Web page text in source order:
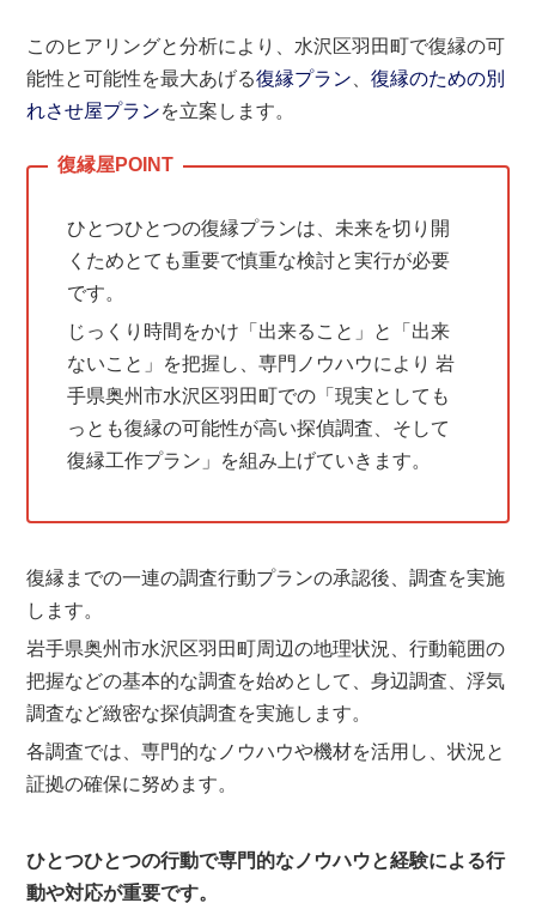
このヒアリングと分析により、水沢区羽田町で復縁の可
能性と可能性を最大あげる復縁プラン 、復縁のための別
れさせ屋プランを立案します。
ひとつひとつの復縁プランは、未来を切り開
くためとても重要で慎重な検討と実行が必要
です。
じっくり時間をかけ「出来ること」と「出来
ないこと」を把握し、専門ノウハウにより 岩
手県奥州市水沢区羽田町での「現実としても
っとも復縁の可能性が高い探偵調査、そして
復縁工作プラン」を組み上げていきます。
復縁までの一連の調査行動プランの承認後、調査を実施
します。
岩手県奥州市水沢区羽田町周辺の地理状況、行動範囲の
把握などの基本的な調査を始めとして、身辺調査、浮気
調査など緻密な探偵調査を実施します。
各調査では、専門的なノウハウや機材を活用し、状況と
証拠の確保に努めます。
ひとつひとつの行動で専門的なノウハウと経験による行
動や対応が重要です。